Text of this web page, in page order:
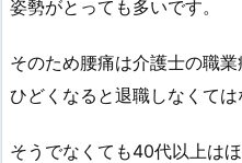
姿勢がとっても多いです。
そのため腰痛は介護士の職
ひどくなると退職しなくては
そうでなくても40代以上は